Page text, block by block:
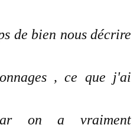
de bien nous décrire
, ce que j'ai
on a vraiment